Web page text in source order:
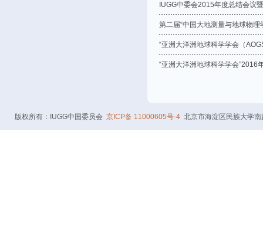
IUGG中委会2015年度总结会议
第二届“中国大地测量与地球物
“亚洲大洋洲地球科学学会（
“亚洲大洋洲地球科学学会”2016
版权所有：IUGG中国委员会 京ICP备 11000605号-4 北京市海淀区民族大学